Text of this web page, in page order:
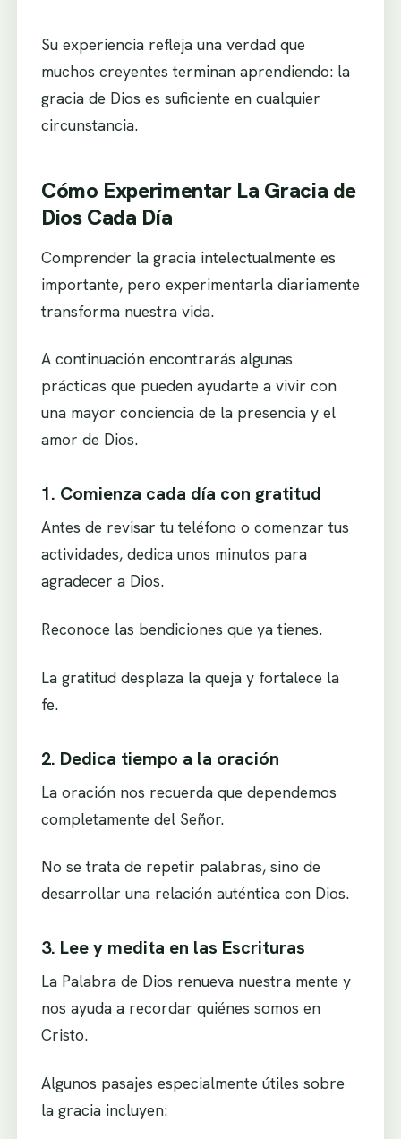
Su experiencia refleja una verdad que
muchos creyentes terminan aprendiendo: la
gracia de Dios es suficiente en cualquier
circunstancia.
Cómo Experimentar La Gracia de
Dios Cada Día
Comprender la gracia intelectualmente es
importante, pero experimentarla diariamente
transforma nuestra vida.
A continuación encontrarás algunas
prácticas que pueden ayudarte a vivir con
una mayor conciencia de la presencia y el
amor de Dios.
1. Comienza cada día con gratitud
Antes de revisar tu teléfono o comenzar tus
actividades, dedica unos minutos para
agradecer a Dios.
Reconoce las bendiciones que ya tienes.
La gratitud desplaza la queja y fortalece la
fe.
2. Dedica tiempo a la oración
La oración nos recuerda que dependemos
completamente del Señor.
No se trata de repetir palabras, sino de
desarrollar una relación auténtica con Dios.
3. Lee y medita en las Escrituras
La Palabra de Dios renueva nuestra mente y
nos ayuda a recordar quiénes somos en
Cristo.
Algunos pasajes especialmente útiles sobre
la gracia incluyen: